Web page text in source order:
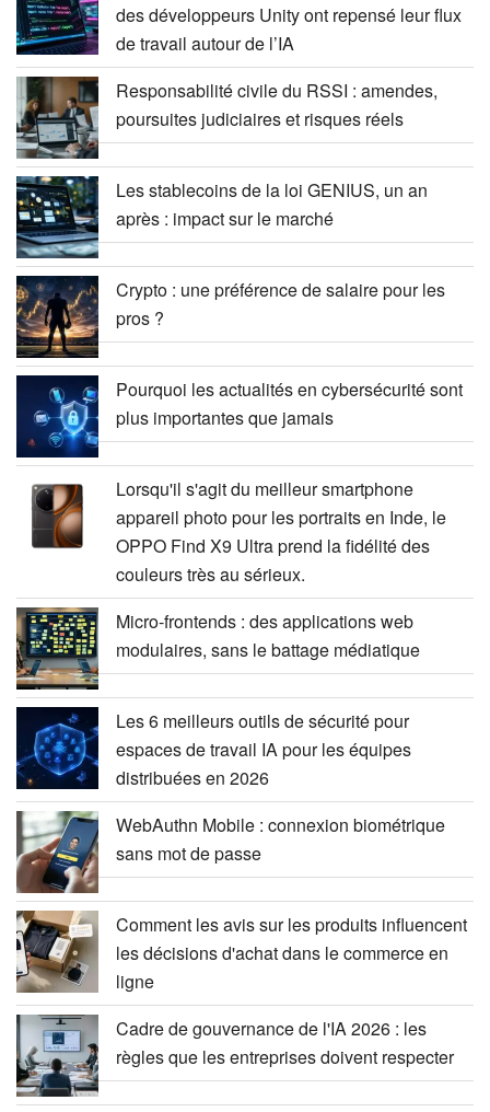
des développeurs Unity ont repensé leur flux
de travail autour de l’IA
Responsabilité civile du RSSI : amendes,
poursuites judiciaires et risques réels
Les stablecoins de la loi GENIUS, un an
après : impact sur le marché
Crypto : une préférence de salaire pour les
pros ?
Pourquoi les actualités en cybersécurité sont
plus importantes que jamais
Lorsqu'il s'agit du meilleur smartphone
appareil photo pour les portraits en Inde, le
OPPO Find X9 Ultra prend la fidélité des
couleurs très au sérieux.
Micro-frontends : des applications web
modulaires, sans le battage médiatique
Les 6 meilleurs outils de sécurité pour
espaces de travail IA pour les équipes
distribuées en 2026
WebAuthn Mobile : connexion biométrique
sans mot de passe
Comment les avis sur les produits influencent
les décisions d'achat dans le commerce en
ligne
Cadre de gouvernance de l'IA 2026 : les
règles que les entreprises doivent respecter